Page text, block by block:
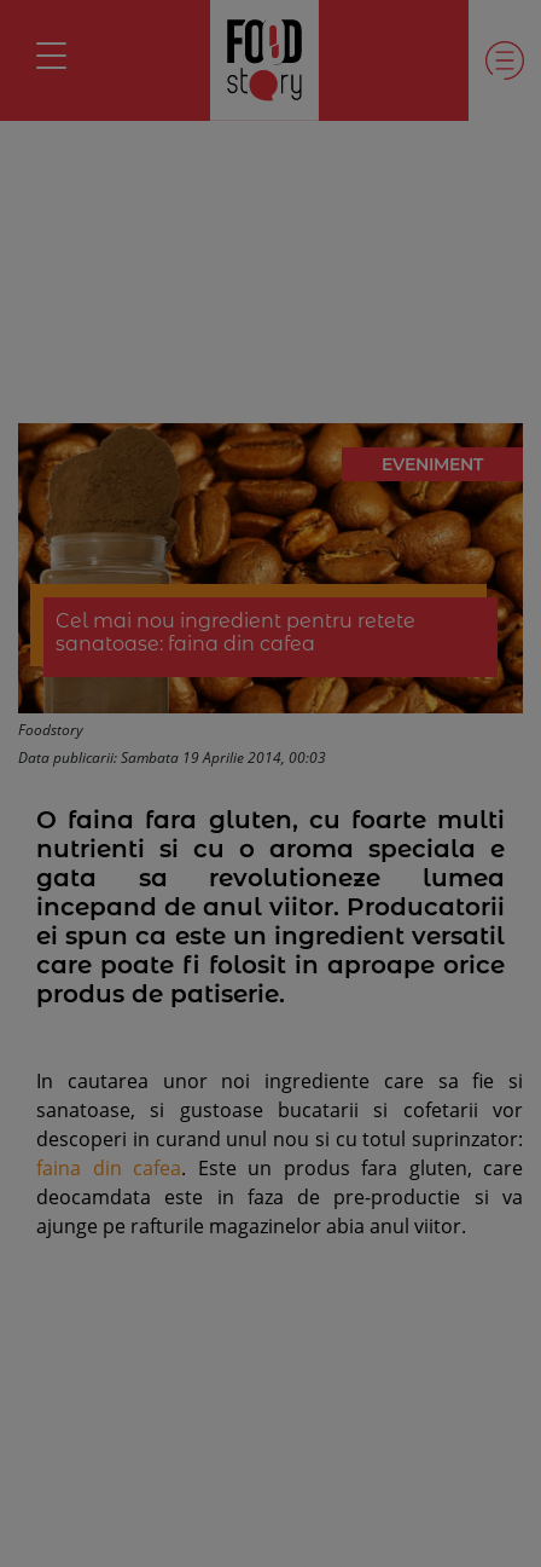
EVENIMENT
Cel mai nou ingredient pentru retete
sanatoase: faina din cafea
Foodstory
Data publicarii: Sambata 19 Aprilie 2014, 00:03
O faina fara gluten, cu foarte multi
nutrienti si cu o aroma speciala e
gata sa revolutioneze lumea
incepand de anul viitor. Producatorii
ei spun ca este un ingredient versatil
care poate fi folosit in aproape orice
produs de patiserie.
In cautarea unor noi ingrediente care sa fie si
sanatoase, si gustoase bucatarii si cofetarii vor
descoperi in curand unul nou si cu totul suprinzator:
faina din cafea. Este un produs fara gluten, care
deocamdata este in faza de pre-productie si va
ajunge pe rafturile magazinelor abia anul viitor.